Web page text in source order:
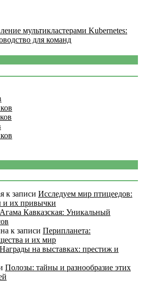
мультикластерами Kubernetes:
для команд
к записи Исследуем мир птицеедов:
и их привычки
Агама Кавказская: Уникальный
к записи Перипланета:
и их мир
Награды на выставках: престиж и
Полозы: тайны и разнообразие этих